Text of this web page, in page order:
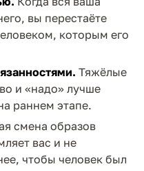
вы перестаёте
которым его
Тяжёлые
и «надо» лучше
раннем этапе.
смена образов
вас и не
чтобы человек был